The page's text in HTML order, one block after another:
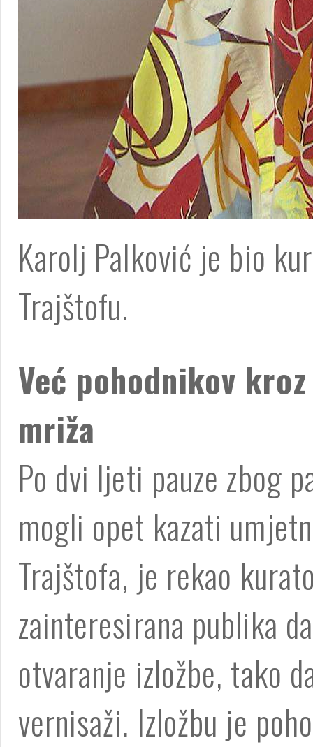
Karolj Palković je bio
Trajštofu.
Već pohodnikov
mriža
Po dvi ljeti pauze zbog
mogli opet kazati
Trajštofa, je rekao
zainteresirana publika
otvaranje izložbe, tako
vernisaži. Izložbu je